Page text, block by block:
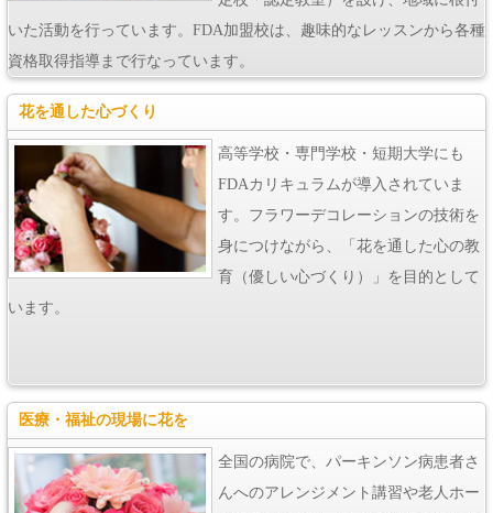
いた活動を行っています。FDA加盟校は、趣味的なレッスンから各種
資格取得指導まで行なっています。
花を通した心づくり
高等学校・専門学校・短期大学にも
FDAカリキュラムが導入されていま
す。フラワーデコレーションの技術を
身につけながら、「花を通した心の教
育（優しい心づくり）」を目的として
います。
医療・福祉の現場に花を
全国の病院で、パーキンソン病患者さ
んへのアレンジメント講習や老人ホー